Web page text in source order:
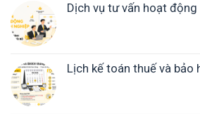
Dịch vụ tư vấn hoạt
Lịch kế toán thuế và bảo